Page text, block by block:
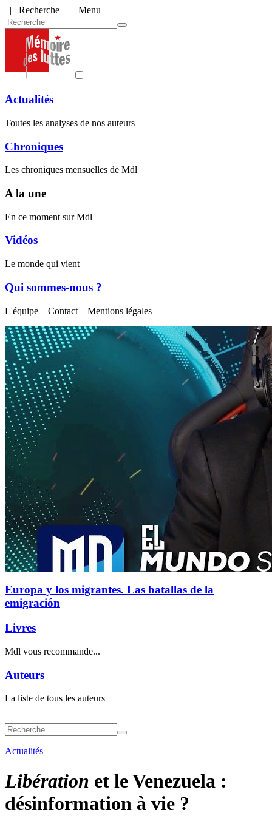
| Recherche | Menu
Actualités
Toutes les analyses de nos auteurs
Chroniques
Les chroniques mensuelles de Mdl
A la une
En ce moment sur Mdl
Vidéos
Le monde qui vient
Qui sommes-nous ?
L'équipe – Contact – Mentions légales
Europa y los migrantes. Las batallas de la
emigración
Livres
Mdl vous recommande...
Auteurs
La liste de tous les auteurs
Actualités
Libération et le Venezuela :
désinformation à vie ?